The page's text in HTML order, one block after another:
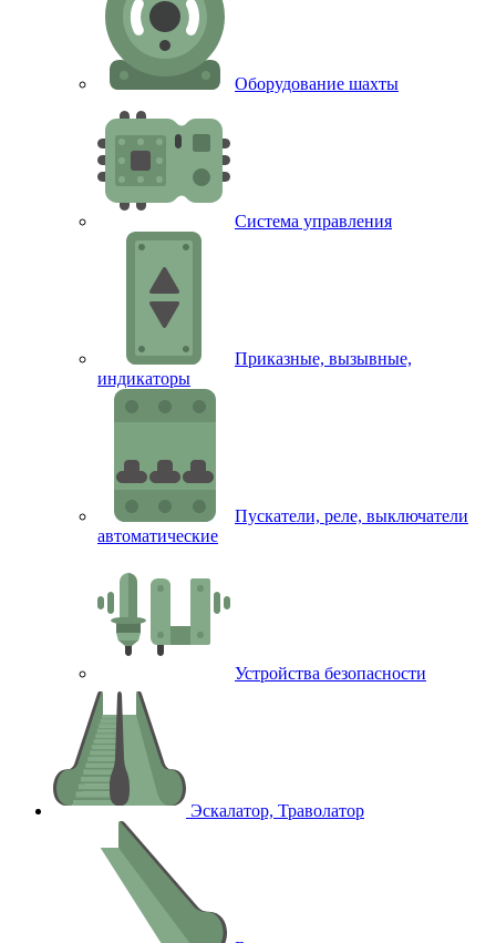
Оборудование шахты
Система управления
Приказные, вызывные,
индикаторы
Пускатели, реле, выключатели
автоматические
Устройства безопасности
Эскалатор, Траволатор